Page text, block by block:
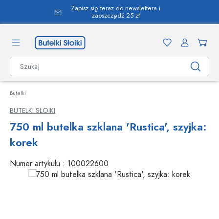
zawartości
Zapisz się teraz do newslettera i
zaoszczędź 25 zł
Butelki
BUTELKI SŁOIKI
750 ml butelka szklana 'Rustica', szyjka:
korek
Numer artykułu : 100022600